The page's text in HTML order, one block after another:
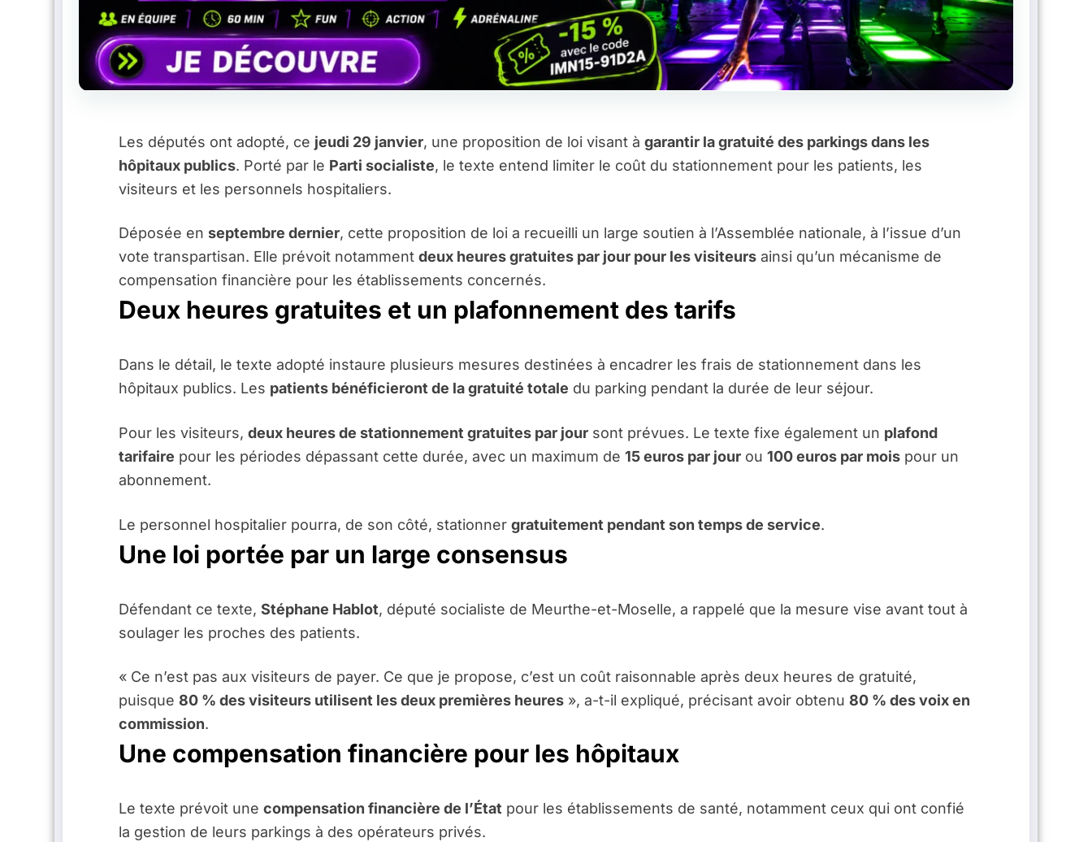
Les députés ont adopté, ce jeudi 29 janvier, une proposition de loi visant à garantir la gratuité des parkings dans les
hôpitaux publics. Porté par le Parti socialiste, le texte entend limiter le coût du stationnement pour les patients, les
visiteurs et les personnels hospitaliers.
Déposée en septembre dernier, cette proposition de loi a recueilli un large soutien à l’Assemblée nationale, à l’issue d’un
vote transpartisan. Elle prévoit notamment deux heures gratuites par jour pour les visiteurs ainsi qu’un mécanisme de
compensation financière pour les établissements concernés.
Deux heures gratuites et un plafonnement des tarifs
Dans le détail, le texte adopté instaure plusieurs mesures destinées à encadrer les frais de stationnement dans les
hôpitaux publics. Les patients bénéficieront de la gratuité totale du parking pendant la durée de leur séjour.
Pour les visiteurs, deux heures de stationnement gratuites par jour sont prévues. Le texte fixe également un plafond
tarifaire pour les périodes dépassant cette durée, avec un maximum de 15 euros par jour ou 100 euros par mois pour un
abonnement.
Le personnel hospitalier pourra, de son côté, stationner gratuitement pendant son temps de service.
Une loi portée par un large consensus
Défendant ce texte, Stéphane Hablot, député socialiste de Meurthe-et-Moselle, a rappelé que la mesure vise avant tout à
soulager les proches des patients.
« Ce n’est pas aux visiteurs de payer. Ce que je propose, c’est un coût raisonnable après deux heures de gratuité,
puisque 80 % des visiteurs utilisent les deux premières heures », a-t-il expliqué, précisant avoir obtenu 80 % des voix en
commission.
Une compensation financière pour les hôpitaux
Le texte prévoit une compensation financière de l’État pour les établissements de santé, notamment ceux qui ont confié
la gestion de leurs parkings à des opérateurs privés.